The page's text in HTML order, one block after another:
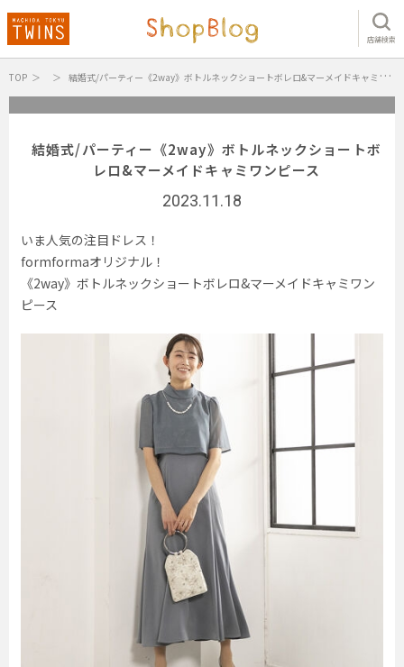
店舗検索
TOP 結婚式/パーティー《2way》ボトルネックショートボレロ&マーメイドキャミワンピース
結婚式/パーティー《2way》ボトルネックショートボ
レロ&マーメイドキャミワンピース
2023.11.18
いま人気の注目ドレス！
formformaオリジナル！
《2way》ボトルネックショートボレロ&マーメイドキャミワン
ピース